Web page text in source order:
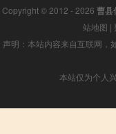
Copyright © 2012 - 2026 曹县
站地图 |
声明：本站内容来自互联网，
本站仅为个人